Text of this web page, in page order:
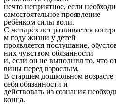
нечто неприятное, если
самостоятельное проявление
ребёнком силы воли.
С четырех лет развивается
м году жизни у детей
проявляется послушание,
них чувством обязанности
и, если он не выполнил то, что
вины перед взрослым.
В старшем дошкольном возрасте
себя обязанности и
действовать из сознания
конца.